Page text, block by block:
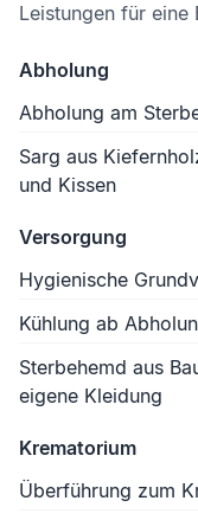
Leistungen für eine
Abholung
Abholung am
Sarg aus
und Kissen
Versorgung
Hygienische
Kühlung ab
Sterbehemd aus
eigene Kleidung
Krematorium
Überführung zum